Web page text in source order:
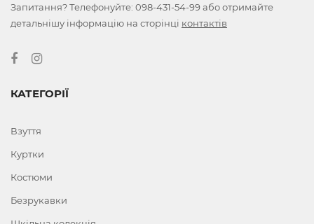
Запитання? Телефонуйте: 098-431-54-99або отримайте
детальнішу інформацію на сторінці контактів
КАТЕГОРІЇ
Взуття
Куртки
Костюми
Безрукавки